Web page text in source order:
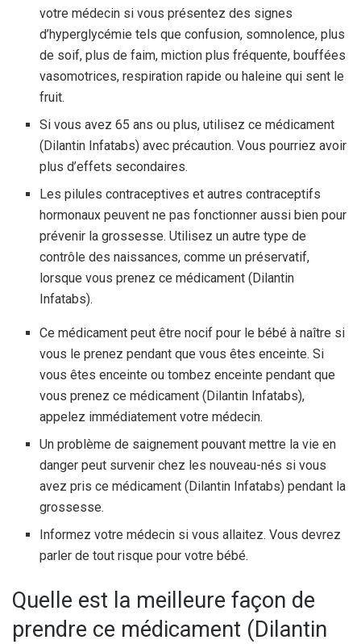
votre médecin si vous présentez des signes
d’hyperglycémie tels que confusion, somnolence, plus
de soif, plus de faim, miction plus fréquente, bouffées
vasomotrices, respiration rapide ou haleine qui sent le
fruit.
Si vous avez 65 ans ou plus, utilisez ce médicament
(Dilantin Infatabs) avec précaution. Vous pourriez avoir
plus d’effets secondaires.
Les pilules contraceptives et autres contraceptifs
hormonaux peuvent ne pas fonctionner aussi bien pour
prévenir la grossesse. Utilisez un autre type de
contrôle des naissances, comme un préservatif,
lorsque vous prenez ce médicament (Dilantin
Infatabs).
Ce médicament peut être nocif pour le bébé à naître si
vous le prenez pendant que vous êtes enceinte. Si
vous êtes enceinte ou tombez enceinte pendant que
vous prenez ce médicament (Dilantin Infatabs),
appelez immédiatement votre médecin.
Un problème de saignement pouvant mettre la vie en
danger peut survenir chez les nouveau-nés si vous
avez pris ce médicament (Dilantin Infatabs) pendant la
grossesse.
Informez votre médecin si vous allaitez. Vous devrez
parler de tout risque pour votre bébé.
Quelle est la meilleure façon de
prendre ce médicament (Dilantin